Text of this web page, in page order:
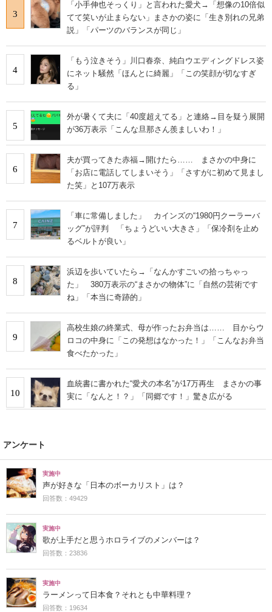
3
「小手伸也そっくり」と言われた愛犬→「想像の10倍似
てて笑いが止まらない」まさかの姿に「生き別れの兄弟
説」「パーツのバランスが同じ」
4
「もう泣きそう」川口春奈、純白ウエディングドレス姿
にネット騒然「ほんとに綺麗」「この笑顔が切なすぎ
る」
5
外が暑くて夫に「40度超えてる」と連絡→目を疑う展開
が36万表示「こんな旦那さん羨ましいわ！」
6
夫が買ってきた赤福→開けたら…… まさかの中身に
「お店に電話してしまいそう」「さすがに初めて見まし
た笑」と107万表示
7
「車に常備しました」 カインズの“1980円クーラーバ
ッグ”が評判 「ちょうどいい大きさ」「保冷剤を止め
るベルトが良い」
8
浜辺を歩いていたら→「なんかすごいの拾っちゃっ
た」 380万表示の“まさかの物体”に「自然の芸術です
ね」「本当に奇跡的」
9
高校生娘の終業式、母が作ったお弁当は…… 目からウ
ロコの中身に「この発想はなかった！」「こんなお弁当
食べたかった」
10
血統書に書かれた“愛犬の本名”が17万再生 まさかの事
実に「なんと！？」「同郷です！」驚き広がる
アンケート
実施中
声が好きな「日本のボーカリスト」は？
回答数：49429
実施中
歌が上手だと思うホロライブのメンバーは？
回答数：23836
実施中
ラーメンって日本食？それとも中華料理？
回答数：19634